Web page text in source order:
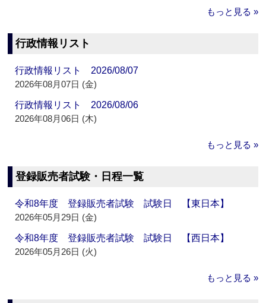
もっと見る »
行政情報リスト
行政情報リスト 2026/08/07
2026年08月07日 (金)
行政情報リスト 2026/08/06
2026年08月06日 (木)
もっと見る »
登録販売者試験・日程一覧
令和8年度 登録販売者試験 試験日 【東日本】
2026年05月29日 (金)
令和8年度 登録販売者試験 試験日 【西日本】
2026年05月26日 (火)
もっと見る »